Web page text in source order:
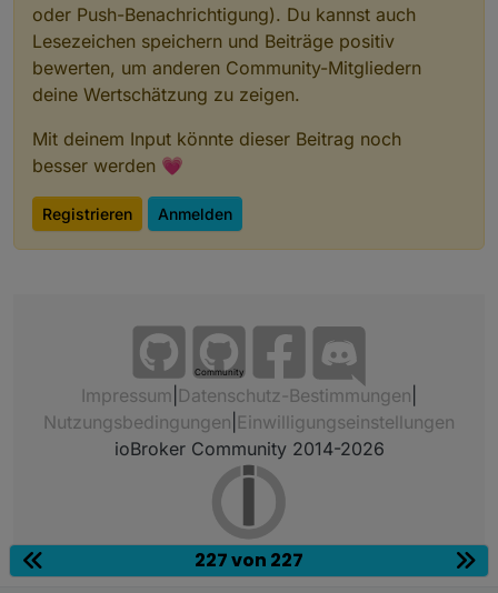
oder Push-Benachrichtigung). Du kannst auch
Lesezeichen speichern und Beiträge positiv
bewerten, um anderen Community-Mitgliedern
deine Wertschätzung zu zeigen.
Mit deinem Input könnte dieser Beitrag noch
besser werden 💗
Registrieren Anmelden
Community
Impressum Datenschutz-Bestimmungen
Nutzungsbedingungen Einwilligungseinstellungen
ioBroker Community 2014-2026
227 von 227